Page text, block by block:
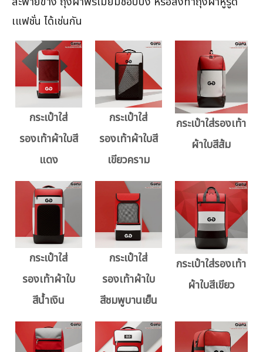
เแฟชั่น ได้เช่นกัน
กระเป๋าใส่
รองเท้าผ้าใบสี
แดง
กระเป๋าใส่
รองเท้าผ้าใบสี
เขียวคราม
กระเป๋าใส่รองเท้า
ผ้าใบสีส้ม
กระเป๋าใส่
รองเท้าผ้าใบ
สีน้ำเงิน
กระเป๋าใส่
รองเท้าผ้าใบ
สีชมพูบานเย็น
กระเป๋าใส่รองเท้า
ผ้าใบสีเขียว